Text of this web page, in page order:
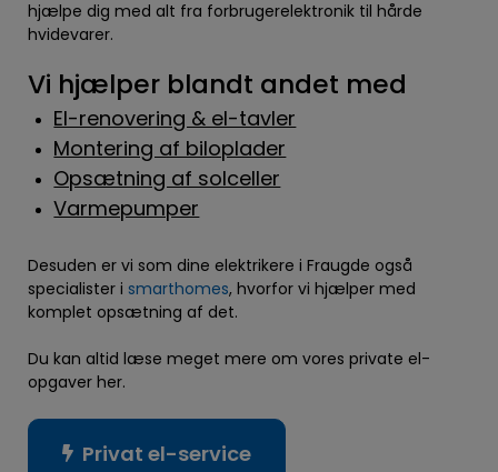
hjælpe dig med alt fra forbrugerelektronik til hårde
hvidevarer.
Vi hjælper blandt andet med
El-renovering & el-tavler
Montering af biloplader
Opsætning af solceller
Varmepumper
Desuden er vi som dine elektrikere i Fraugde også
specialister i smarthomes, hvorfor vi hjælper med
komplet opsætning af det.
Du kan altid læse meget mere om vores private el-
opgaver her.
Privat el-service